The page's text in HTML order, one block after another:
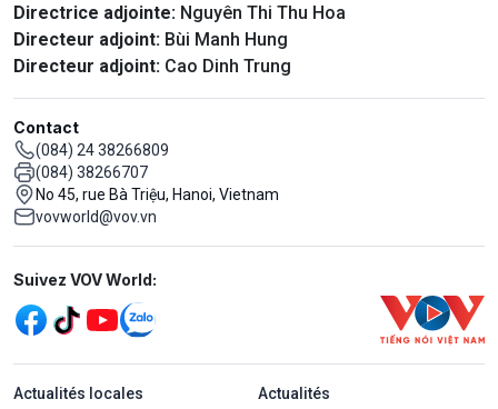
Directrice adjointe: Nguyên Thi Thu Hoa
Directeur adjoint: Bùi Manh Hung
Directeur adjoint: Cao Dinh Trung
Contact
(084) 24 38266809
(084) 38266707
No 45, rue Bà Triệu, Hanoi, Vietnam
vovworld@vov.vn
Mạng xã hội
Suivez VOV World:
menu footer tiếng Pháp
Actualités locales Actualités